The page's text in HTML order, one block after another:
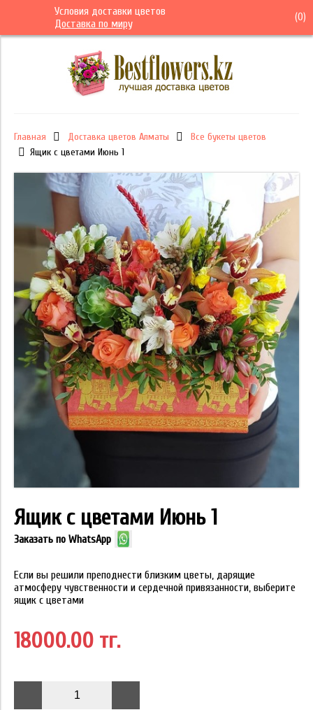
Условия доставки цветов
Доставка по миру
(0)
Главная Доставка цветов Алматы
Все букеты цветов
Ящик с цветами Июнь 1
Ящик с цветами Июнь 1
Заказать по WhatsApp
Если вы решили преподнести близким цветы, дарящие
атмосферу чувственности и сердечной привязанности, выберите
ящик с цветами
18000.00 тг.